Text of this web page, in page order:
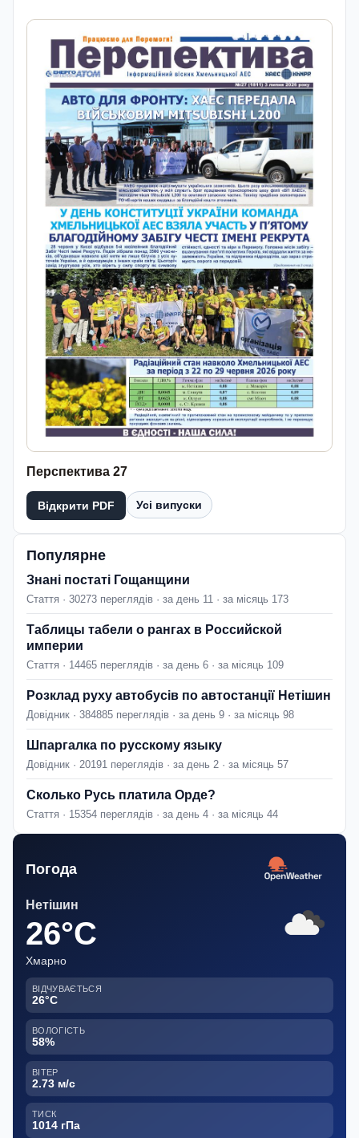
Перспектива 27
Відкрити PDF Усі випуски
Популярне
Знані постаті Гощанщини
Стаття · 30273 переглядів · за день 11 · за місяць 173
Таблицы табели о рангах в Российской
империи
Стаття · 14465 переглядів · за день 6 · за місяць 109
Розклад руху автобусів по автостанції Нетішин
Довідник · 384885 переглядів · за день 9 · за місяць 98
Шпаргалка по русскому языку
Довідник · 20191 переглядів · за день 2 · за місяць 57
Сколько Русь платила Орде?
Стаття · 15354 переглядів · за день 4 · за місяць 44
Погода
Нетішин
26°C
Хмарно
ВІДЧУВАЄТЬСЯ
26°C
ВОЛОГІСТЬ
58%
ВІТЕР
2.73 м/с
ТИСК
1014 гПа